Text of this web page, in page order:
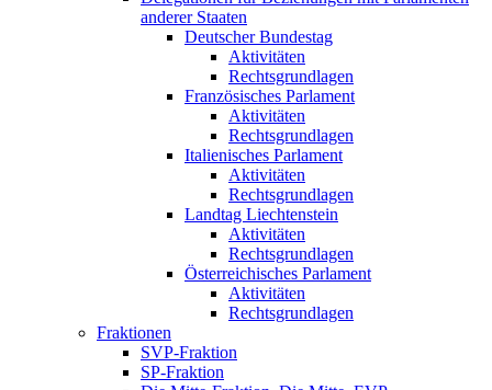
anderer Staaten
Deutscher Bundestag
Aktivitäten
Rechtsgrundlagen
Französisches Parlament
Aktivitäten
Rechtsgrundlagen
Italienisches Parlament
Aktivitäten
Rechtsgrundlagen
Landtag Liechtenstein
Aktivitäten
Rechtsgrundlagen
Österreichisches Parlament
Aktivitäten
Rechtsgrundlagen
Fraktionen
SVP-Fraktion
SP-Fraktion